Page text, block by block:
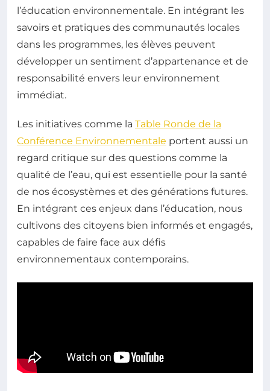
l’éducation environnementale. En intégrant les
savoirs et pratiques des communautés locales
dans les programmes, les élèves peuvent
développer un sentiment d’appartenance et de
responsabilité envers leur environnement
immédiat.
Les initiatives comme la Table Ronde de la
Conférence Environnementale portent aussi un
regard critique sur des questions comme la
qualité de l’eau, qui est essentielle pour la santé
de nos écosystèmes et des générations futures.
En intégrant ces enjeux dans l’éducation, nous
cultivons des citoyens bien informés et engagés,
capables de faire face aux défis
environnementaux contemporains.